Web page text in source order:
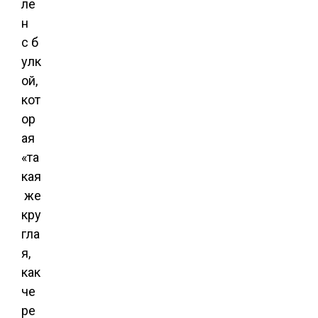
ле
н
с б
улк
ой,
кот
ор
ая
«та
кая
же
кру
гла
я,
как
че
ре